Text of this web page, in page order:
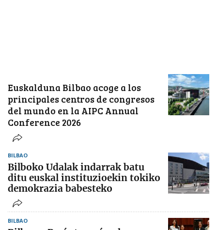
Euskalduna Bilbao acoge a los
principales centros de congresos
del mundo en la AIPC Annual
Conference 2026
BILBAO
Bilboko Udalak indarrak batu
ditu euskal instituzioekin tokiko
demokrazia babesteko
BILBAO